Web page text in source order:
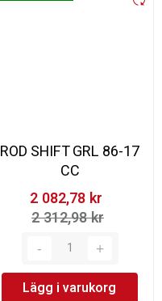
ROD SHIFT GRL 86-17
CC
2 082,78 kr‎
2 312,98 kr‎
Lägg i varukorg